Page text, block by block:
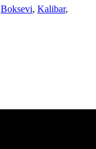
Boksevi, Kalibar,